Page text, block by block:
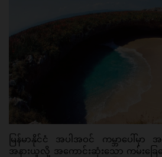
မြန်မာနိုင်ငံ အပါအဝင် ကမ္ဘာပေါ်မှ
အနားယူလို့ အကောင်းဆုံးသော ကမ်းခြေ